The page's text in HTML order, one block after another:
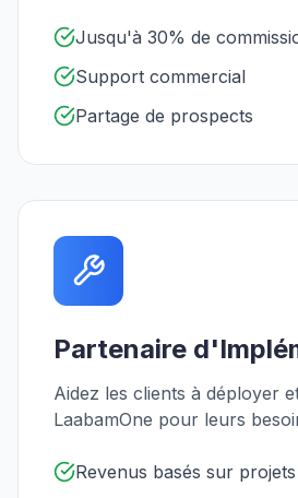
Jusqu'à 30% de
Support commercial
Partage de prospects
Partenaire
Aidez les clients à déployer
LaabamOne pour leurs
Revenus basés sur projets